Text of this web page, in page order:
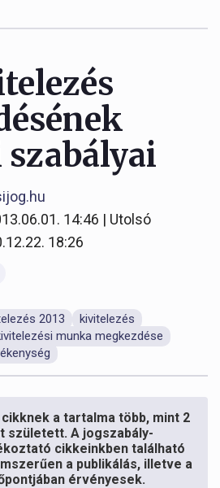
14:46 | Utolsó
18:26
2013
kivitelezés
munka megkezdése
a tartalma több, mint 2
született. A jogszabály-
cikkeinkben található
a publikálás, illetve a
érvényesek.